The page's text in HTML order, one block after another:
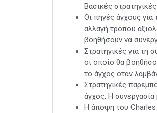
Βασικές
Οι πηγές άγχους
αλλαγή τρόπου
βοηθήσουν να
Στρατηγικές για τη
οι οποίο θα
το άγχος όταν
Στρατηγικές
άγχος. Η συνεργασία
Η άποψη του Charles